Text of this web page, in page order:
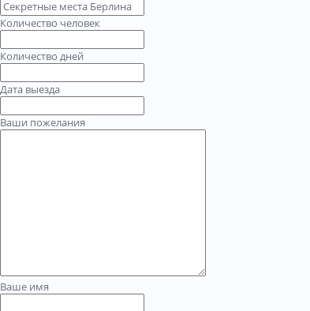
Количество человек
Количество дней
Дата выезда
Ваши пожелания
Ваше имя